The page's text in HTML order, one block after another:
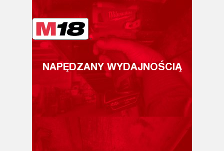
NAPĘDZANY WYDAJNOŚCIĄ